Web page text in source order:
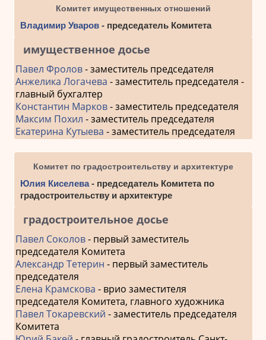
Комитет имущественных отношений
Владимир Уваров- председатель Комитета
имущественное досье
Павел Фролов- заместитель председателя
Анжелика Логачева - заместитель председателя -
главный бухгалтер
Константин Марков- заместитель председателя
Максим Похил - заместитель председателя
Екатерина Кутыева - заместитель председателя
Комитет по градостроительству и архитектуре
Юлия Киселева- председатель Комитета по
градостроительству и архитектуре
градостроительное досье
Павел Соколов- первый заместитель
председателя Комитета
Александр Тетерин - первый заместитель
председателя
Елена Крамскова - врио заместителя
председателя Комитета, главного художника
Павел Токаревский - заместитель председателя
Комитета